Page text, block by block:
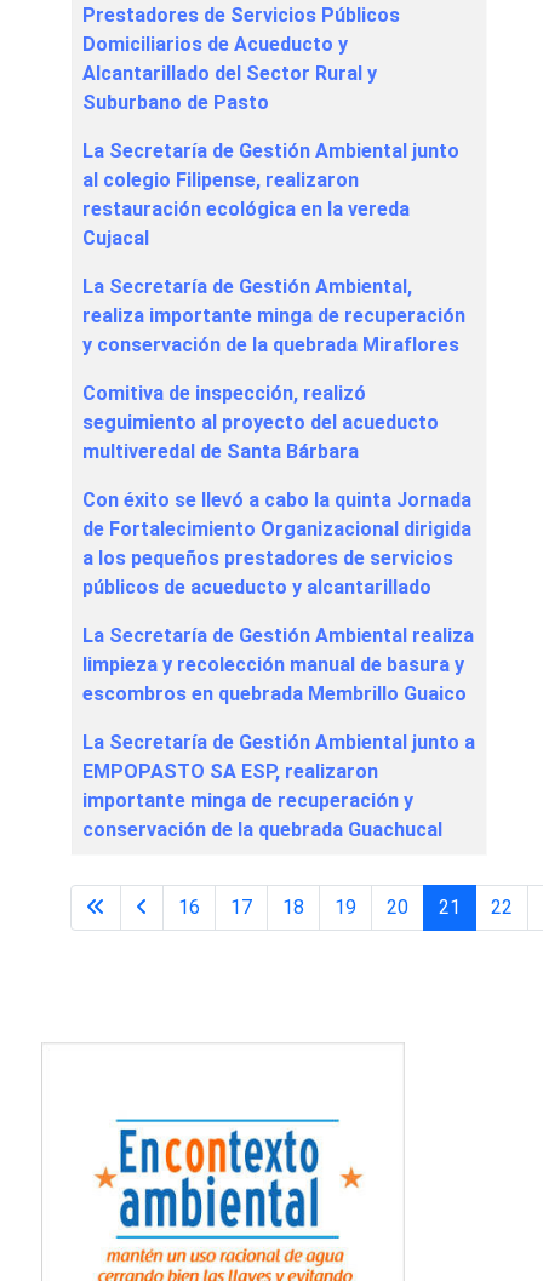
Prestadores de Servicios Públicos
Domiciliarios de Acueducto y
Alcantarillado del Sector Rural y
Suburbano de Pasto
La Secretaría de Gestión Ambiental junto
al colegio Filipense, realizaron
restauración ecológica en la vereda
Cujacal
La Secretaría de Gestión Ambiental,
realiza importante minga de recuperación
y conservación de la quebrada Miraflores
Comitiva de inspección, realizó
seguimiento al proyecto del acueducto
multiveredal de Santa Bárbara
Con éxito se llevó a cabo la quinta Jornada
de Fortalecimiento Organizacional dirigida
a los pequeños prestadores de servicios
públicos de acueducto y alcantarillado
La Secretaría de Gestión Ambiental realiza
limpieza y recolección manual de basura y
escombros en quebrada Membrillo Guaico
La Secretaría de Gestión Ambiental junto a
EMPOPASTO SA ESP, realizaron
importante minga de recuperación y
conservación de la quebrada Guachucal
Página 21 de 31
16 17 18 19 20 21 22